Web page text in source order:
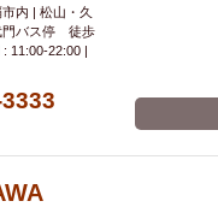
内 | 松山・久
門バス停 徒歩
11:00-22:00 |